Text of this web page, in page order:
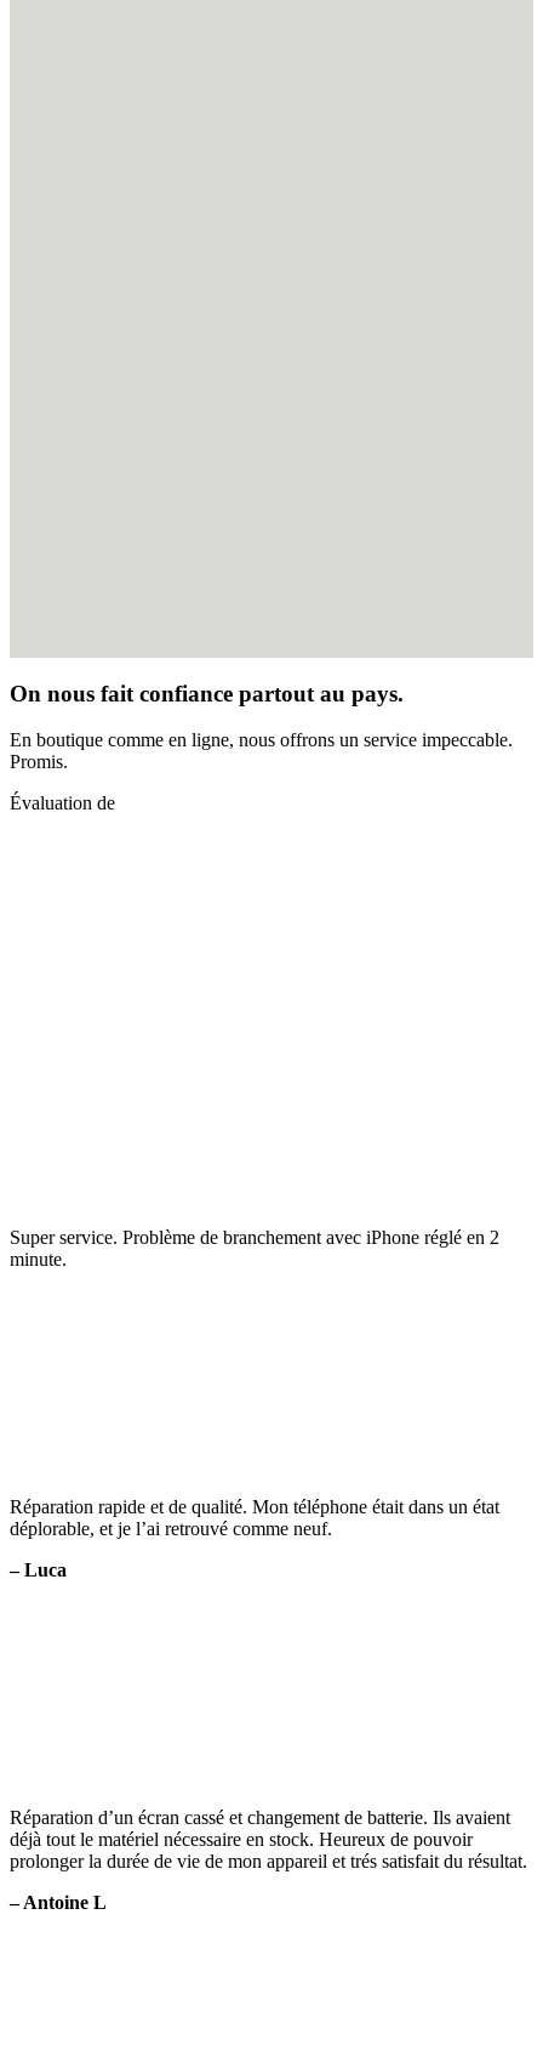
On nous fait confiance partout au pays.
En boutique comme en ligne, nous offrons un service impeccable.
Promis.
Évaluation de
Super service. Problème de branchement avec iPhone réglé en 2
minute.
Réparation rapide et de qualité. Mon téléphone était dans un état
déplorable, et je l’ai retrouvé comme neuf.
– Luca
Réparation d’un écran cassé et changement de batterie. Ils avaient
déjà tout le matériel nécessaire en stock. Heureux de pouvoir
prolonger la durée de vie de mon appareil et trés satisfait du résultat.
– Antoine L